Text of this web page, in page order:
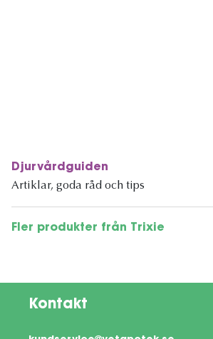
Djurvårdguiden
Artiklar, goda råd och tips
Fler produkter från Trixie
Kontakt